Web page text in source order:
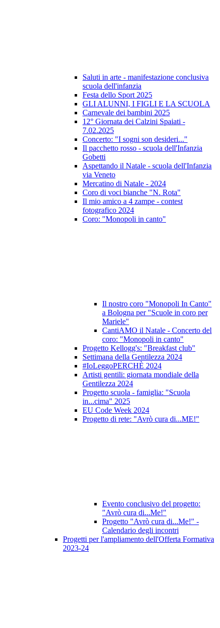
Saluti in arte - manifestazione conclusiva
scuola dell'infanzia
Festa dello Sport 2025
GLI ALUNNI, I FIGLI E LA SCUOLA
Carnevale dei bambini 2025
12° Giornata dei Calzini Spaiati -
7.02.2025
Concerto: "I sogni son desideri..."
Il pacchetto rosso - scuola dell'Infanzia
Gobetti
Aspettando il Natale - scuola dell'Infanzia
via Veneto
Mercatino di Natale - 2024
Coro di voci bianche "N. Rota"
Il mio amico a 4 zampe - contest
fotografico 2024
Coro: "Monopoli in canto"
Il nostro coro "Monopoli In Canto"
a Bologna per "Scuole in coro per
Mariele"
CantiAMO il Natale - Concerto del
coro: "Monopoli in canto"
Progetto Kellogg's: "Breakfast club"
Settimana della Gentilezza 2024
#IoLeggoPERCHÈ 2024
Artisti gentili: giornata mondiale della
Gentilezza 2024
Progetto scuola - famiglia: "Scuola
in...cima" 2025
EU Code Week 2024
Progetto di rete: "Avrò cura di...ME!"
Evento conclusivo del progetto:
"Avrò cura di...Me!"
Progetto "Avrò cura di...Me!" -
Calendario degli incontri
Progetti per l'ampliamento dell'Offerta Formativa
2023-24